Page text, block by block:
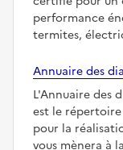
performance
termites,
Annuaire des
L'Annuaire des
est le
pour la
vous mènera à